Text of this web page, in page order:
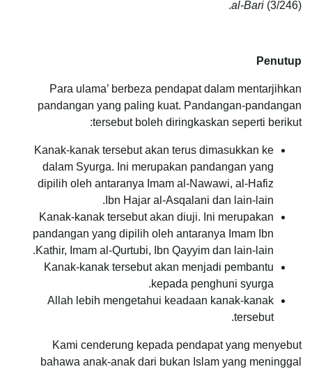
al-Bari (3/246).
Penutup
Para ulama’ berbeza pendapat dalam mentarjihkan
pandangan yang paling kuat. Pandangan-pandangan
tersebut boleh diringkaskan seperti berikut:
Kanak-kanak tersebut akan terus dimasukkan ke
dalam Syurga. Ini merupakan pandangan yang
dipilih oleh antaranya Imam al-Nawawi, al-Hafiz
Ibn Hajar al-Asqalani dan lain-lain.
Kanak-kanak tersebut akan diuji. Ini merupakan
pandangan yang dipilih oleh antaranya Imam Ibn
Kathir, Imam al-Qurtubi, Ibn Qayyim dan lain-lain.
Kanak-kanak tersebut akan menjadi pembantu
kepada penghuni syurga.
Allah lebih mengetahui keadaan kanak-kanak
tersebut.
Kami cenderung kepada pendapat yang menyebut
bahawa anak-anak dari bukan Islam yang meninggal